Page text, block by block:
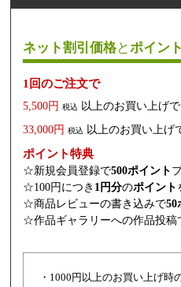
ネット割引価格とポイン
1回のご注文で
5,500円 税込 以上のお買い上げで
33,000円 税込 以上のお買い上げ
ポイント特典
☆新規会員登録で500ポイント
☆100円につき 1円分のポイント
☆商品レビューの書き込みで50
☆作品ギャラリーへの作品投稿
・1000円以上のお買い上げ